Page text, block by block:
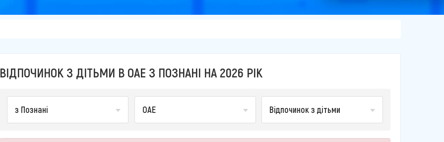
ВІДПОЧИНОК З ДІТЬМИ В ОАЕ З ПОЗНАНІ НА 2026 РІК
з Познані ОАЕ Відпочинок з дітьми